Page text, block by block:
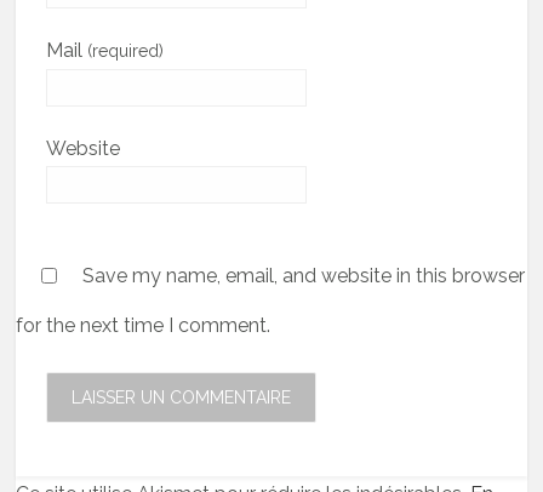
Mail (required)
Website
Save my name, email, and website in this browser
for the next time I comment.